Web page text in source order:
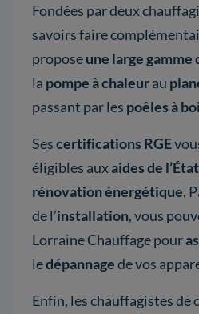
Fondées par deux
savoirs faire
proposeune large gamme
la pompe à chaleurau
passant par les poêles à
Sescertifications RGE
éligibles auxaides de l’État
rénovation énergétique.
de l’installation, vous
Lorraine Chauffage pour
ledépannagede vos
Enfin, les chauffagistes de